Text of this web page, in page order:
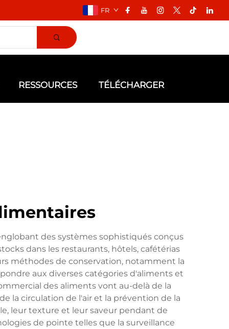
FR
RESSOURCES
TÉLÉCHARGER
des systèmes sophistiqués conçus
dans les restaurants, hôtels, cafétérias
méthodes de conservation, notamment la
aux diverses catégories d'aliments et
des aliments vont au-delà de la
la circulation de l'air et la prévention de la
leur texture et leur saveur pendant de
de pointe telles que la surveillance